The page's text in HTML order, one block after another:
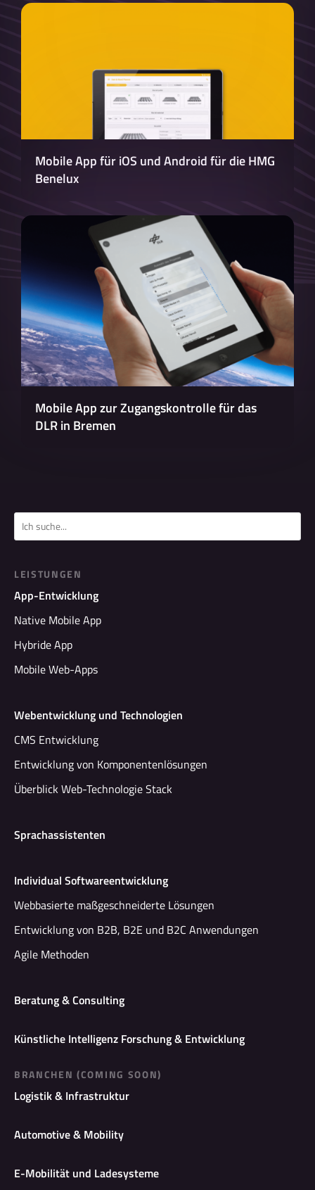
Mobile App für iOS und Android für die HMG
Benelux
Mobile App zur Zugangskontrolle für das
DLR in Bremen
LEISTUNGEN
App-Entwicklung
Native Mobile App
Hybride App
Mobile Web-Apps
Webentwicklung und Technologien
CMS Entwicklung
Entwicklung von Komponentenlösungen
Überblick Web-Technologie Stack
Sprachassistenten
Individual Softwareentwicklung
Webbasierte maßgeschneiderte Lösungen
Entwicklung von B2B, B2E und B2C Anwendungen
Agile Methoden
Beratung & Consulting
Künstliche Intelligenz Forschung & Entwicklung
BRANCHEN (COMING SOON)
Logistik & Infrastruktur
Automotive & Mobility
E-Mobilität und Ladesysteme